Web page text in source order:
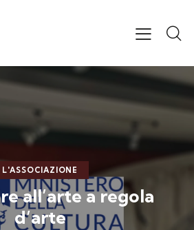
L'ASSOCIAZIONE
all’arte a regola
d’arte